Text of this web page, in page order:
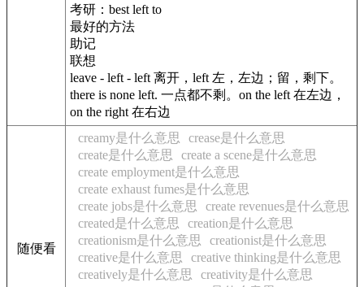
考研：best left to
最好的方法
助记
联想
leave - left - left 离开，left 左，左边；留，剩下。
there is none left. 一点都不剩。on the left 在左边，
on the right 在右边
随便看
creamy是什么意思
crease是什么意思
create是什么意思
create a scene是什么意思
create employment是什么意思
create exhaust fumes是什么意思
create jobs是什么意思
create revenues是什么意思
created是什么意思
creation是什么意思
creationism是什么意思
creationist是什么意思
creative是什么意思
creative thinking是什么意思
creatively是什么意思
creativity是什么意思